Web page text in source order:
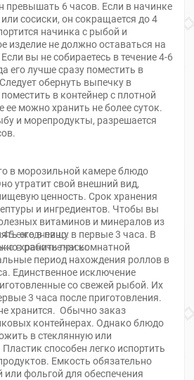
превышать 6 часов. Если в начинке
сосиски, он сокращается до 4
начинка с рыбой и
изделие не должно оставаться на
вы не собираетесь в течение 4-6
его лучше сразу поместить в
обернуть выпечку в
в контейнер с плотной
можно хранить не более суток.
и морепродукты, разрешается
в морозильной камере блюдо
утратит свой внешний вид,
ценность. Срок хранения
и ингредиентов. Чтобы вы
витаминов и минералов из
его в пищу в первые 3 часа. В
хранить при комнатной
период нахождения роллов в
Единственное исключение
со свежей рыбой. Их
3 часа после приготовления.
хранится. Обычно заказ
контейнерах. Однако блюдо
в стеклянную или
способен легко испортить
Емкость обязательно
фольгой для обеспечения
ежедневно.
в рабочие часы.